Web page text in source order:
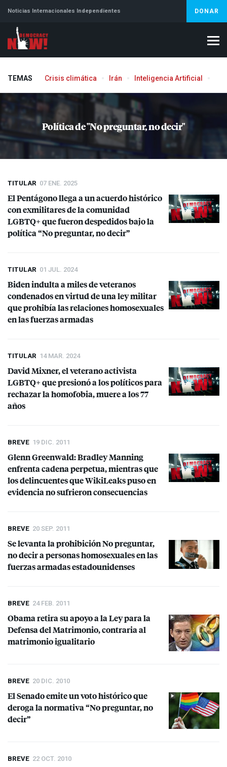
Noticias Internacionales Independientes DONAR
TEMAS Crisis climática Irán Inteligencia Artificial
Política de "No preguntar, no decir"
TITULAR 07 ENE. 2025
El Pentágono llega a un acuerdo histórico
con exmilitares de la comunidad
LGBTQ+ que fueron despedidos bajo la
política “No preguntar, no decir”
TITULAR 01 JUL. 2024
Biden indulta a miles de veteranos
condenados en virtud de una ley militar
que prohibía las relaciones homosexuales
en las fuerzas armadas
TITULAR 14 MAR. 2024
David Mixner, el veterano activista
LGBTQ+ que presionó a los políticos para
rechazar la homofobia, muere a los 77
años
BREVE 19 DIC. 2011
Glenn Greenwald: Bradley Manning
enfrenta cadena perpetua, mientras que
los delincuentes que WikiLeaks puso en
evidencia no sufrieron consecuencias
BREVE 20 SEP. 2011
Se levanta la prohibición No preguntar,
no decir a personas homosexuales en las
fuerzas armadas estadounidenses
BREVE 24 FEB. 2011
Obama retira su apoyo a la Ley para la
Defensa del Matrimonio, contraria al
matrimonio igualitario
BREVE 20 DIC. 2010
El Senado emite un voto histórico que
deroga la normativa “No preguntar, no
decir”
BREVE 22 OCT. 2010